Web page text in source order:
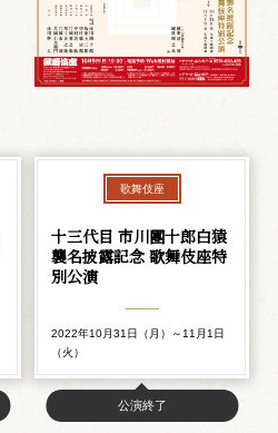
歌舞伎座
十三代目 市川團十郎白猿
襲名披露記念 歌舞伎座特
別公演
2022年10月31日（月）～11月1日
（火）
公演終了